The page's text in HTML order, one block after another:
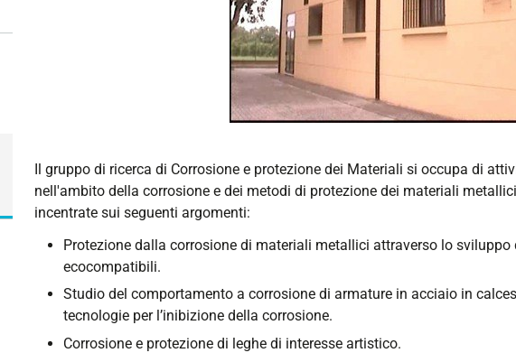
Il gruppo di ricerca di Corrosione e protezione dei Materiali si occupa di
nell'ambito della corrosione e dei metodi di protezione dei materiali
incentrate sui seguenti argomenti:
Protezione dalla corrosione di materiali metallici attraverso lo
ecocompatibili.
Studio del comportamento a corrosione di armature in acciaio in
tecnologie per l’inibizione della corrosione.
Corrosione e protezione di leghe di interesse artistico.